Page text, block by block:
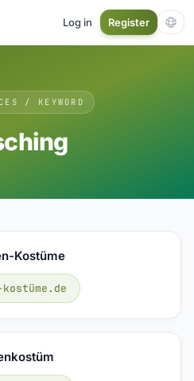
Log in Register
/ KEYWORD
Kostüme
kostüme.de